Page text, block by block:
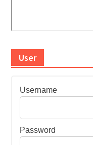
User
Username
Password